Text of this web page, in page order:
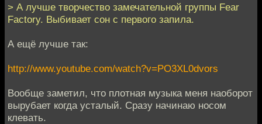
> А лучше творчество замечательной группы Fear
Factory. Выбивает сон с первого запила.
А ещё лучше так:
http://www.youtube.com/watch?v=PO3XL0dvors
Вообще заметил, что плотная музыка меня наоборот
вырубает когда усталый. Сразу начинаю носом
клевать.